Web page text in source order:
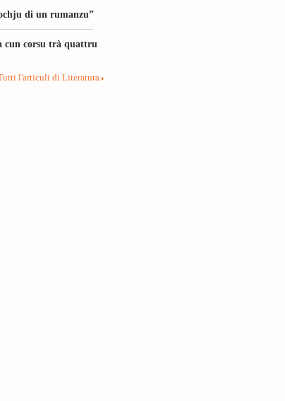
di un rumanzu”
cun corsu trà quattru
l'articuli di Literatura